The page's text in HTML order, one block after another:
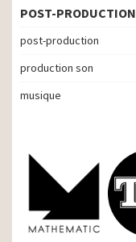
POST-PRODUCTION
post-production
production son
musique